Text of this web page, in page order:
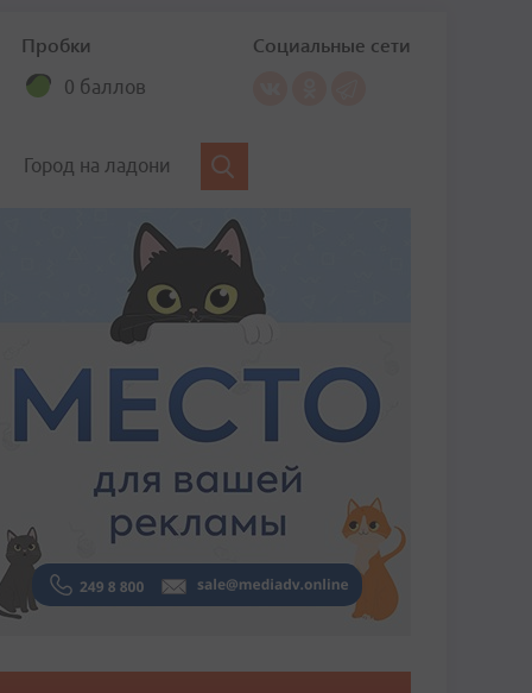
Пробки
0 баллов
Социальные сети
Город на ладони